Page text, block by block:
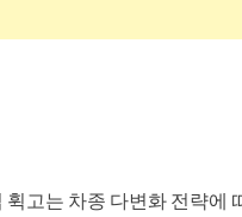
고는 차종 다변화 전략에